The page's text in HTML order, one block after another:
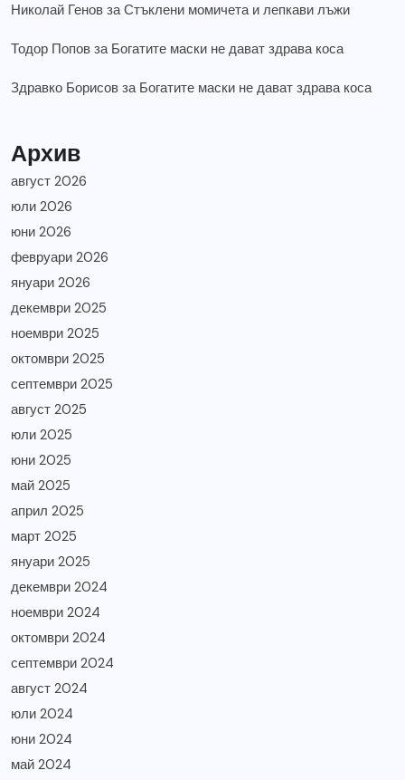
Николай Генов заСтъклени момичета и лепкави лъжи
Тодор Попов за Богатите маски не дават здрава коса
Здравко Борисов за Богатите маски не дават здрава коса
Архив
август 2026
юли 2026
юни 2026
февруари 2026
януари 2026
декември 2025
ноември 2025
октомври 2025
септември 2025
август 2025
юли 2025
юни 2025
май 2025
април 2025
март 2025
януари 2025
декември 2024
ноември 2024
октомври 2024
септември 2024
август 2024
юли 2024
юни 2024
май 2024